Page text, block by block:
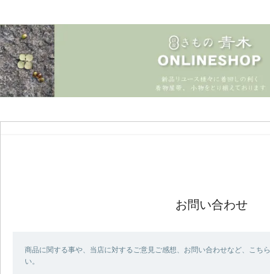
お問い合わせ
商品に関する事や、当店に対するご意見ご感想、お問い合わせなど、こち
い。